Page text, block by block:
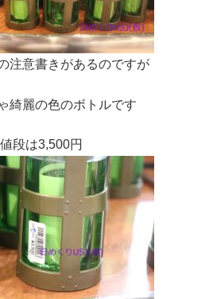
注意書きがあるのですが
綺麗の色のボトルです
段は3,500円